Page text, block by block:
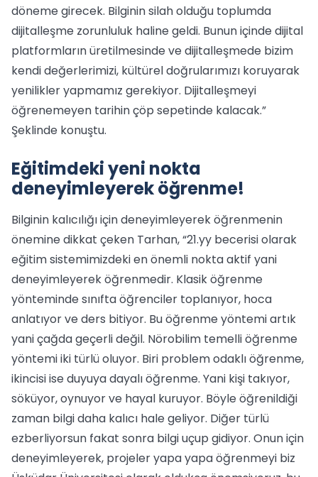
döneme girecek. Bilginin silah olduğu toplumda
dijitalleşme zorunluluk haline geldi. Bunun içinde dijital
platformların üretilmesinde ve dijitalleşmede bizim
kendi değerlerimizi, kültürel doğrularımızı koruyarak
yenilikler yapmamız gerekiyor. Dijitalleşmeyi
öğrenemeyen tarihin çöp sepetinde kalacak.”
Şeklinde konuştu.
Eğitimdeki yeni nokta
deneyimleyerek öğrenme!
Bilginin kalıcılığı için deneyimleyerek öğrenmenin
önemine dikkat çeken Tarhan, “21.yy becerisi olarak
eğitim sistemimizdeki en önemli nokta aktif yani
deneyimleyerek öğrenmedir. Klasik öğrenme
yönteminde sınıfta öğrenciler toplanıyor, hoca
anlatıyor ve ders bitiyor. Bu öğrenme yöntemi artık
yani çağda geçerli değil. Nörobilim temelli öğrenme
yöntemi iki türlü oluyor. Biri problem odaklı öğrenme,
ikincisi ise duyuya dayalı öğrenme. Yani kişi takıyor,
söküyor, oynuyor ve hayal kuruyor. Böyle öğrenildiği
zaman bilgi daha kalıcı hale geliyor. Diğer türlü
ezberliyorsun fakat sonra bilgi uçup gidiyor. Onun için
deneyimleyerek, projeler yapa yapa öğrenmeyi biz